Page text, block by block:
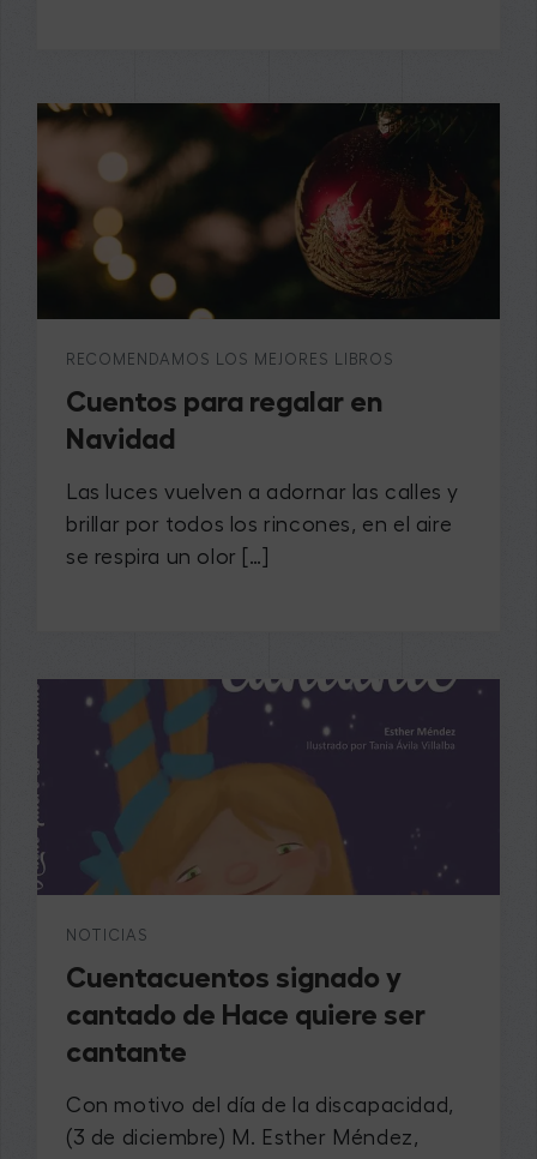
RECOMENDAMOS LOS MEJORES LIBROS
Cuentos para regalar en
Navidad
Las luces vuelven a adornar las calles y
brillar por todos los rincones, en el aire
se respira un olor […]
NOTICIAS
​Cuentacuentos signado y
cantado de Hace quiere ser
cantante
Con motivo del día de la discapacidad,
(3 de diciembre) M. Esther Méndez,